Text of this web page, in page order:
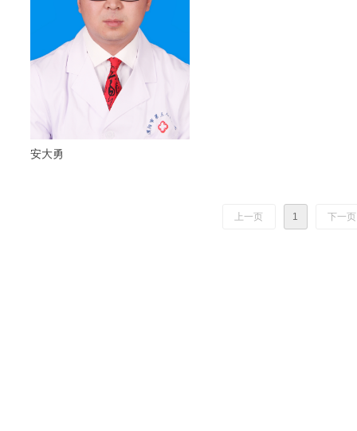
安大勇
上一页 1 下一页